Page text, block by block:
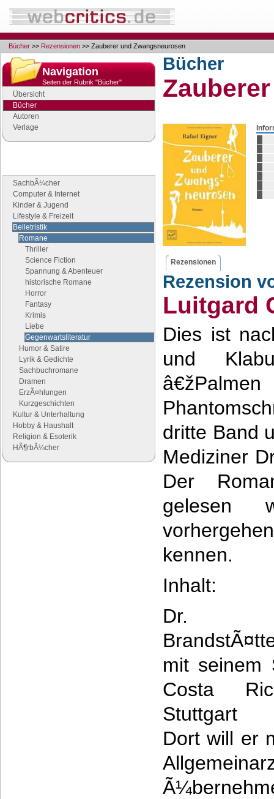
Bücher >> Rezensionen >> Zauberer und Zwangsneurosen
Navigation
Seiten der Rubrik "Bücher"
Übersicht
Bücher
Autoren
Verlage
SachbÃ¼cher
Computer & Internet
Kinder & Jugend
Lifestyle & Freizeit
Belletristik
Romane
Thriller
Science Fiction
Spannung & Abenteuer
historische Romane
Horror
Fantasy
Krimis
Liebe
Gegenwartsliteratur
Humor & Satire
Lyrik & Gedichte
Sachbuchromane
Dramen
ErzÃ¤hlungen
Kurzgeschichten
Kultur & Unterhaltung
Hobby & Haushalt
Religion & Esoterik
HÃ¶rbÃ¼cher
Bücher
Rezensionen
Rezension
Luitgard
Dies ist
und
dritte Band
Mediziner
Der
gelesen
kennen.
Inhalt:
Dr.
mit seinem
Costa
Stuttgart
Dort will er